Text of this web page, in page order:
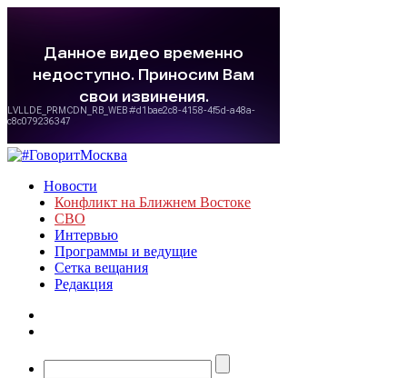
Новости
Конфликт на Ближнем Востоке
СВО
Интервью
Программы и ведущие
Сетка вещания
Редакция